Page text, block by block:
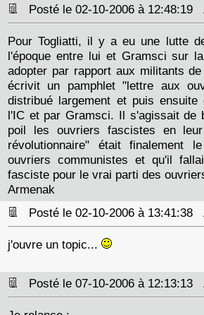
Posté le 02-10-2006 à 12:48:19
Pour Togliatti, il y a eu une lutte
l'époque entre lui et Gramsci sur
adopter par rapport aux militants
écrivit un pamphlet "lettre aux
distribué largement et puis ensuite
l'IC et par Gramsci. Il s'agissait de
poil les ouvriers fascistes en
révolutionnaire" était finalement
ouvriers communistes et qu'il
fasciste pour le vrai parti des
Armenak
Posté le 02-10-2006 à 13:41:38
j'ouvre un topic...
Posté le 07-10-2006 à 12:13:13